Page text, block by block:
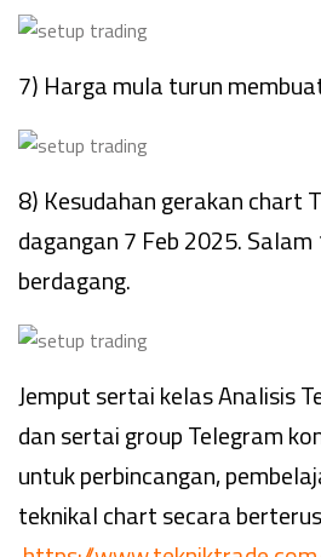
7) Harga mula turun
8) Kesudahan gerakan chart
dagangan 7 Feb 2025.
berdagang.
Jemput sertai kelas Analisis
dan sertai group Telegram
untuk perbincangan,
teknikal chart secara